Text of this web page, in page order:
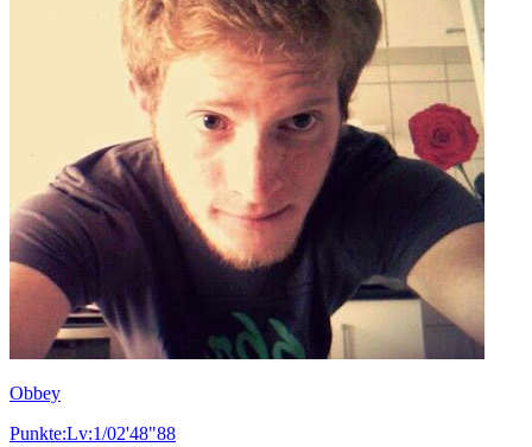
Obbey
Punkte:Lv:1/02'48"88